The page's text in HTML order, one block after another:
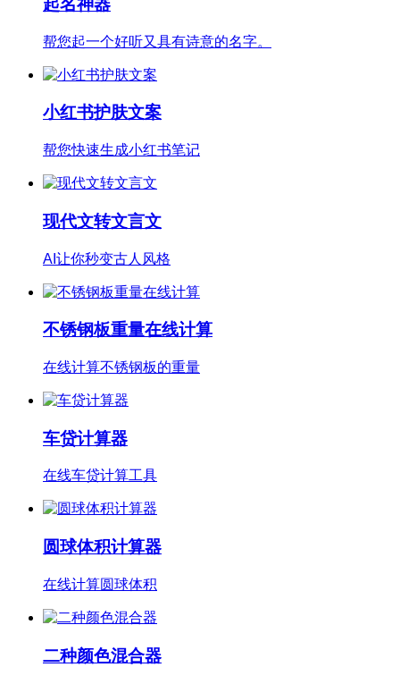
起名神器
帮您起一个好听又具有诗意的名字。
小红书护肤文案
帮您快速生成小红书笔记
现代文转文言文
AI让你秒变古人风格
不锈钢板重量在线计算
在线计算不锈钢板的重量
车贷计算器
在线车贷计算工具
圆球体积计算器
在线计算圆球体积
二种颜色混合器